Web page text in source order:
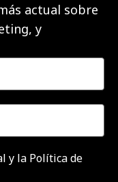
actual sobre
y
y la Política de